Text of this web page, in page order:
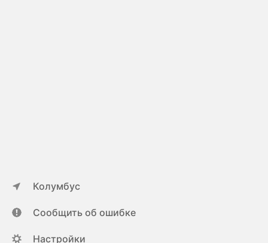
Колумбус
Сообщить об ошибке
Настройки